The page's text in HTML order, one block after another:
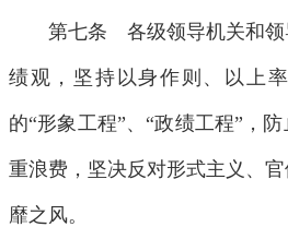
第七条 各级领导机关和领
绩观，坚持以身作则、以上
的“形象工程”、“政绩工程”，
重浪费，坚决反对形式主义、
靡之风。